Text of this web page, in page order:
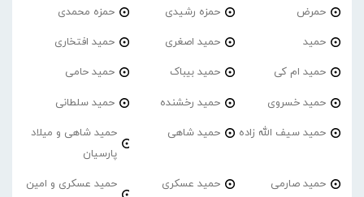
حمرض حمزه رشیدی حمزه محمدی
حمید حمید اصغری حمید افتخاری
حمید ام کی حمید بیباک حمید حامی
حمید خسروی حمید رخشنده حمید سلطانی
حمید سیف الله زاده حمید شاهی
حمید شاهی و میلاد
پارسیان
حمید صارمی حمید عسکری
حمید عسکری و امین